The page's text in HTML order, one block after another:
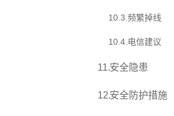
10.3 频繁掉线
10.4 电信建议
11.安全隐患
12.安全防护措施